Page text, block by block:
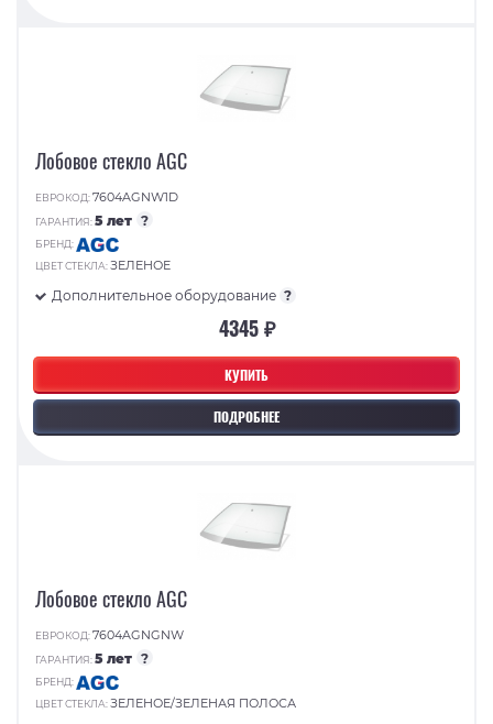
КУПИТЬ
ПОДРОБНЕЕ
Лобовое стекло AGC
ЕВРОКОД:7604AGNW1D
ГАРАНТИЯ:5 лет ?
БРЕНД:
ЦВЕТ СТЕКЛА:ЗЕЛЕНОЕ
Дополнительное оборудование ?
4345 ₽
Лобовое стекло AGC
ЕВРОКОД:7604AGNGNW
ГАРАНТИЯ:5 лет ?
БРЕНД:
ЦВЕТ СТЕКЛА:ЗЕЛЕНОЕ/ЗЕЛЕНАЯ ПОЛОСА